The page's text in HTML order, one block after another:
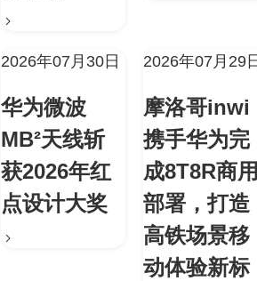
2026年07月30日
华为微波
MB²天线斩
获2026年红
点设计大奖
2026年07月29
摩洛哥inwi
携手华为完
成8T8R商
部署，打造
高铁场景移
动体验新标